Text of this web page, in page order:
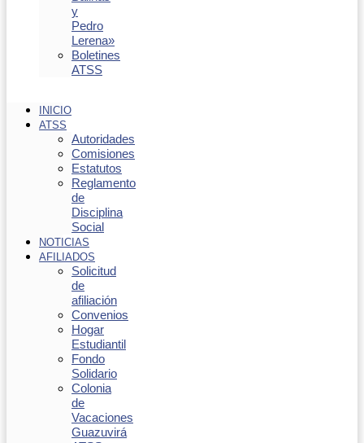
y
Pedro
Lerena»
Boletines
ATSS
INICIO
ATSS
Autoridades
Comisiones
Estatutos
Reglamento
de
Disciplina
Social
NOTICIAS
AFILIADOS
Solicitud
de
afiliación
Convenios
Hogar
Estudiantil
Fondo
Solidario
Colonia
de
Vacaciones
Guazuvirá